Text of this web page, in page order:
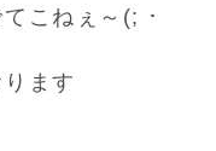
こねぇ～(; ･
ます